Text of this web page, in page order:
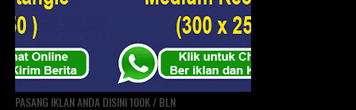
PASANG IKLAN ANDA DISINI 100K / BLN